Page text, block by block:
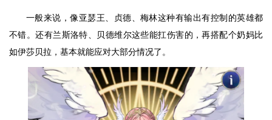
一般来说，像亚瑟王、贞德、梅林这种有输出有控制的英雄都
不错。还有兰斯洛特、贝德维尔这些能扛伤害的，再搭配个奶妈比
如伊莎贝拉，基本就能应对大部分情况了。